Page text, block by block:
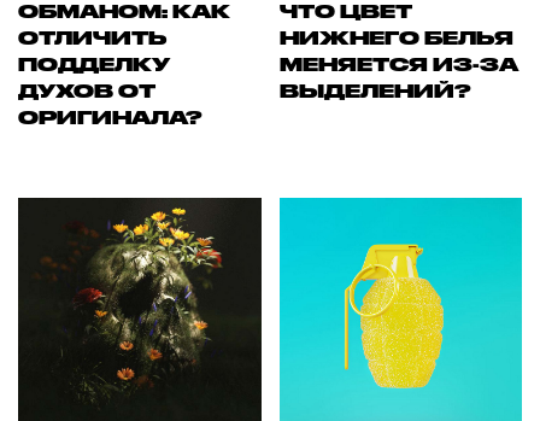
ОБМАНОМ: КАК
ОТЛИЧИТЬ
ПОДДЕЛКУ
ДУХОВ ОТ
ОРИГИНАЛА?
ЧТО ЦВЕТ
НИЖНЕГО БЕЛЬЯ
МЕНЯЕТСЯ ИЗ-ЗА
ВЫДЕЛЕНИЙ?